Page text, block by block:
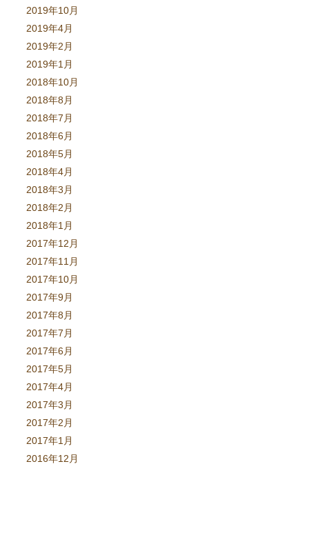
2019年10月
2019年4月
2019年2月
2019年1月
2018年10月
2018年8月
2018年7月
2018年6月
2018年5月
2018年4月
2018年3月
2018年2月
2018年1月
2017年12月
2017年11月
2017年10月
2017年9月
2017年8月
2017年7月
2017年6月
2017年5月
2017年4月
2017年3月
2017年2月
2017年1月
2016年12月